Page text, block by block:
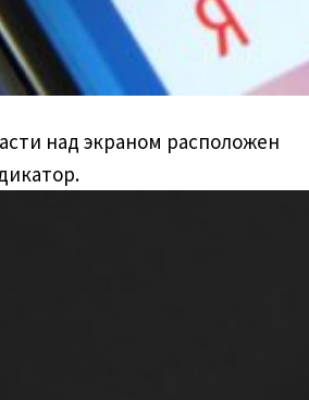
над экраном расположен